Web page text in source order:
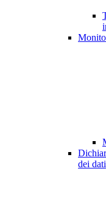
dei dati